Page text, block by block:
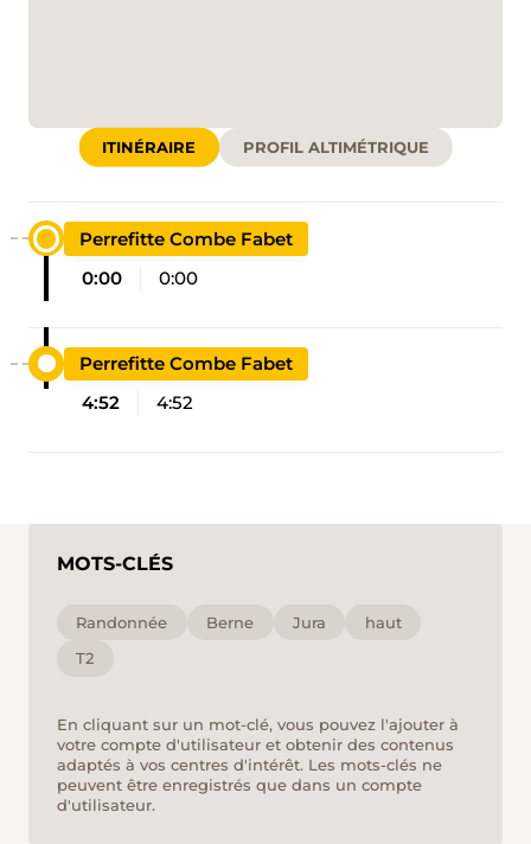
ITINÉRAIRE PROFIL ALTIMÉTRIQUE
Perrefitte Combe Fabet
0:00
0:00
Perrefitte Combe Fabet
4:52
4:52
MOTS-CLÉS
Randonnée Berne Jura
haut
T2
En cliquant sur un mot-clé, vous pouvez l'ajouter à
votre compte d'utilisateur et obtenir des contenus
adaptés à vos centres d'intérêt. Les mots-clés ne
peuvent être enregistrés que dans un compte
d'utilisateur.